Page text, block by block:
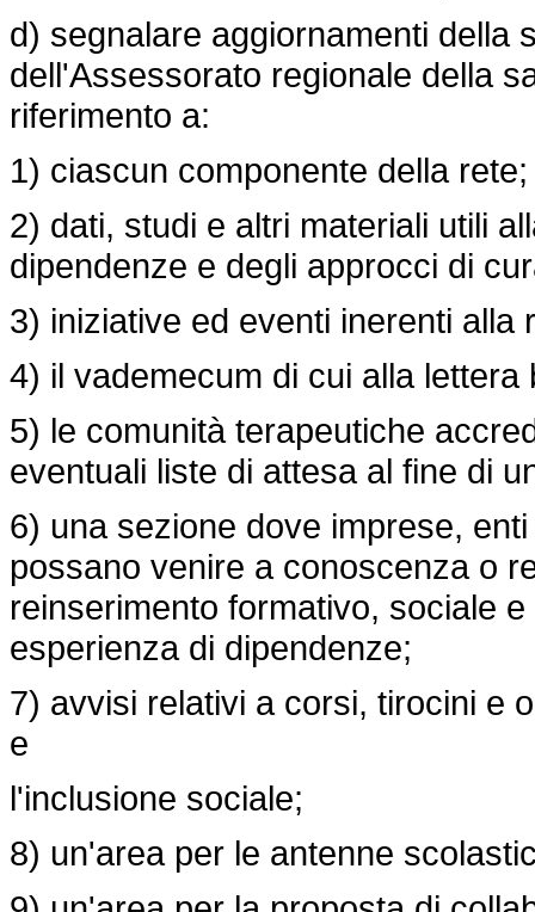
d) segnalare aggiornamenti della
dell'Assessorato regionale della
riferimento a:
1) ciascun componente della rete;
2) dati, studi e altri materiali utili
dipendenze e degli approcci di
3) iniziative ed eventi inerenti alla
4) il vademecum di cui alla lettera
5) le comunità terapeutiche
eventuali liste di attesa al fine di
6) una sezione dove imprese,
possano venire a conoscenza o
reinserimento formativo, sociale
esperienza di dipendenze;
7) avvisi relativi a corsi, tirocini e
e
l'inclusione sociale;
8) un'area per le antenne